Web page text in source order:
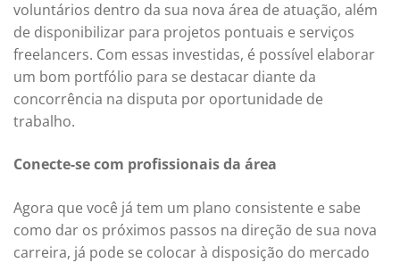
voluntários dentro da sua nova área de atuação, além
de disponibilizar para projetos pontuais e serviços
freelancers. Com essas investidas, é possível elaborar
um bom portfólio para se destacar diante da
concorrência na disputa por oportunidade de
trabalho.
Conecte-se com profissionais da área
Agora que você já tem um plano consistente e sabe
como dar os próximos passos na direção de sua nova
carreira, já pode se colocar à disposição do mercado